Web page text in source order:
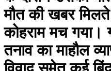
मौत की खबर मिलते
कोहराम मच
तनाव का माहौल